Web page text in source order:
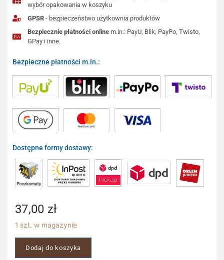
wybór opakowania w koszyku
GPSR - bezpieczeństwo użytkownia produktów
Bezpiecznie płatności online m.in.: PayU, Blik, PayPo, Twisto,
GPay i inne.
Bezpieczne płatności m.in.:
Dostępne formy dostawy:
37,00 zł
1 szt. w magazynie
Dodaj do koszyka